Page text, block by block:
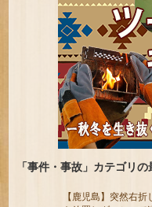
「事件・事故」カテゴリ
【鹿児島】突然右